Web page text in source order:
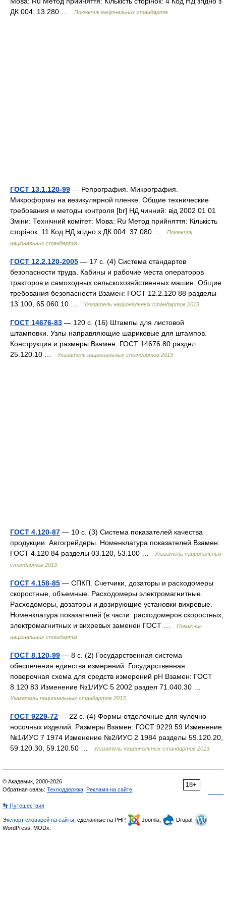
ДК 004: 13.280 …
Покажчик національних стандартів
ГОСТ 13.1.120-99 — Репрография. Микрография.
Микроформы на везикулярной пленке. Общие технические
требования и методы контроля [br] НД чинний: від 2002 01 01
Зміни: Технічний комітет: Мова: Ru Метод прийняття: Кількість
сторінок: 11 Код НД згідно з ДК 004: 37.080 …
Покажчик
національних стандартів
ГОСТ 12.2.120-2005 — 17 с. (4) Система стандартов
безопасности труда. Кабины и рабочие места операторов
тракторов и самоходных сельскохозяйственных машин. Общие
требования безопасности Взамен: ГОСТ 12.2.120 88 разделы
13.100, 65.060.10 …
Указатель национальных стандартов 2013
ГОСТ 14676-83 — 120 с. (16) Штампы для листовой
штамповки. Узлы направляющие шариковые для штампов.
Конструкция и размеры Взамен: ГОСТ 14676 80 раздел
25.120.10 …
Указатель национальных стандартов 2013
ГОСТ 4.120-87 — 10 с. (3) Система показателей качества
продукции. Автогрейдеры. Номенклатура показателей Взамен:
ГОСТ 4.120 84 разделы 03.120, 53.100 …
Указатель национальных
стандартов 2013
ГОСТ 4.158-85 — СПКП. Счетчики, дозаторы и расходомеры
скоростные, объемные. Расходомеры электромагнитные.
Расходомеры, дозаторы и дозирующие установки вихревые.
Номенклатура показателей (в части: расходомеров скоростных,
электромагнитных и вихревых заменен ГОСТ …
Покажчик
національних стандартів
ГОСТ 8.120-99 — 8 с. (2) Государственная система
обеспечения единства измерений. Государственная
поверочная схема для средств измерений рН Взамен: ГОСТ
8.120 83 Изменение №1/ИУС 5 2002 раздел 71.040.30 …
Указатель национальных стандартов 2013
ГОСТ 9229-72 — 22 с. (4) Формы отделочные для чулочно
носочных изделий. Размеры Взамен: ГОСТ 9229 59 Изменение
№1/ИУС 7 1974 Изменение №2/ИУС 2 1984 разделы 59.120.20,
59.120.30, 59.120.50 …
Указатель национальных стандартов 2013
18+
© Академик, 2000-2026
Обратная связь: Техподдержка Реклама на сайте
👣 Путешествия
Экспорт словарей на сайты , сделанные на PHP, Joomla,
Drupal,
WordPress, MODx.